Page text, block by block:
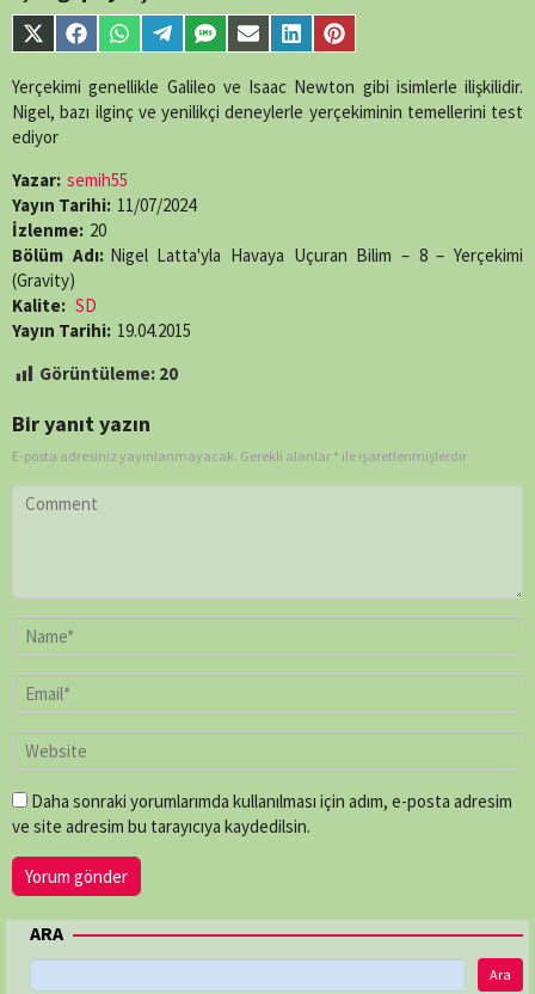
parts/content-
single-
line89
Share
on
X
(Twitter)
Share
on
Facebook
Share
on
WhatsApp
Share
on
Telegram
Share
on
SMS
Share
on
Email
Share
on
LinkedIn
Share
on
Pinterest
Yerçekimi genellikle Galileo ve Isaac Newton gibi isimlerle ilişkilidir.
Nigel, bazı ilginç ve yenilikçi deneylerle yerçekiminin temellerini test
ediyor
Yazar: semih55
Yayın Tarihi: 11/07/2024
İzlenme: 20
Bölüm Adı: Nigel Latta'yla Havaya Uçuran Bilim – 8 – Yerçekimi
(Gravity)
Kalite: SD
Yayın Tarihi: 19.04.2015
Görüntüleme: 20
Bir yanıt yazın
E-posta adresiniz yayınlanmayacak. Gerekli alanlar * ile işaretlenmişlerdir
Daha sonraki yorumlarımda kullanılması için adım, e-posta adresim
ve site adresim bu tarayıcıya kaydedilsin.
ARA
Ara